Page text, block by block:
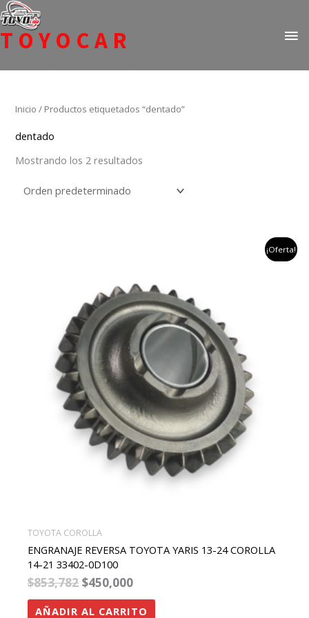
Ir
al
contenido
TOYOCAR
Inicio / Productos etiquetados “dentado”
dentado
Mostrando los 2 resultados
¡Oferta!
TOYOTA COROLLA
ENGRANAJE REVERSA TOYOTA YARIS 13-24 COROLLA
14-21 33402-0D100
$853,782
$853,782.
$450,000
es:
$450,000.
AÑADIR AL CARRITO